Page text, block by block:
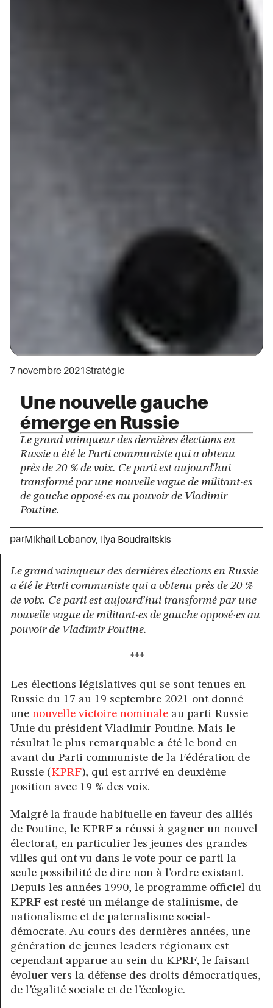
7 novembre 2021Stratégie
Une nouvelle gauche
émerge en Russie
Le grand vainqueur des dernières élections en
Russie a été le Parti communiste qui a obtenu
près de 20 % de voix. Ce parti est aujourd'hui
transformé par une nouvelle vague de militant·es
de gauche opposé·es au pouvoir de Vladimir
Poutine.
parMikhail Lobanov, Ilya Boudraitskis
Le grand vainqueur des dernières élections en Russie
a été le Parti communiste qui a obtenu près de 20 %
de voix. Ce parti est aujourd’hui transformé par une
nouvelle vague de militant·es de gauche opposé·es au
pouvoir de Vladimir Poutine.
***
Les élections législatives qui se sont tenues en
Russie du 17 au 19 septembre 2021 ont donné
une nouvelle victoire nominale au parti Russie
Unie du président Vladimir Poutine. Mais le
résultat le plus remarquable a été le bond en
avant du Parti communiste de la Fédération de
Russie (KPRF), qui est arrivé en deuxième
position avec 19 % des voix.
Malgré la fraude habituelle en faveur des alliés
de Poutine, le KPRF a réussi à gagner un nouvel
électorat, en particulier les jeunes des grandes
villes qui ont vu dans le vote pour ce parti la
seule possibilité de dire non à l’ordre existant.
Depuis les années 1990, le programme officiel du
KPRF est resté un mélange de stalinisme, de
nationalisme et de paternalisme social-
démocrate. Au cours des dernières années, une
génération de jeunes leaders régionaux est
cependant apparue au sein du KPRF, le faisant
évoluer vers la défense des droits démocratiques,
de l’égalité sociale et de l’écologie.